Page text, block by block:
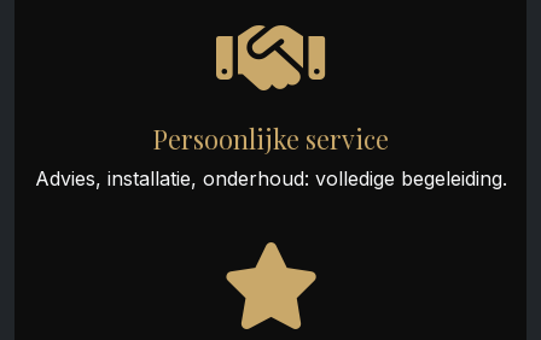
Persoonlijke service
Advies, installatie, onderhoud: volledige begeleiding.